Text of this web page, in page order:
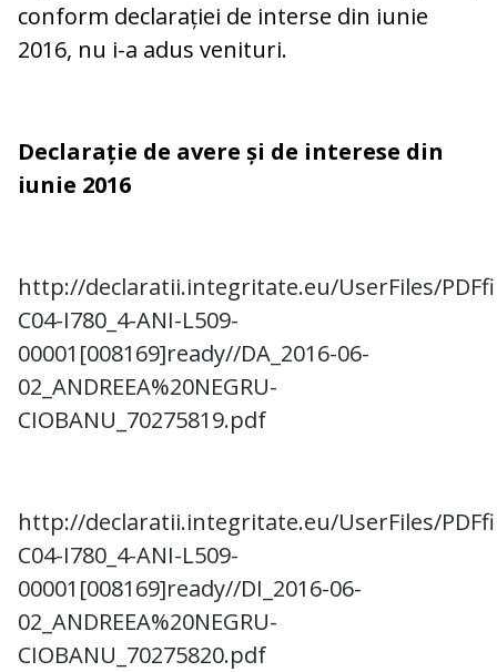
conform declarației de interse din iunie
2016, nu i-a adus venituri.
Declarație de avere și de interese din
iunie 2016
http://declaratii.integritate.eu/UserFiles/
C04-I780_4-ANI-L509-
00001[008169]ready//DA_2016-06-
02_ANDREEA%20NEGRU-
CIOBANU_70275819.pdf
http://declaratii.integritate.eu/UserFiles/
C04-I780_4-ANI-L509-
00001[008169]ready//DI_2016-06-
02_ANDREEA%20NEGRU-
CIOBANU_70275820.pdf